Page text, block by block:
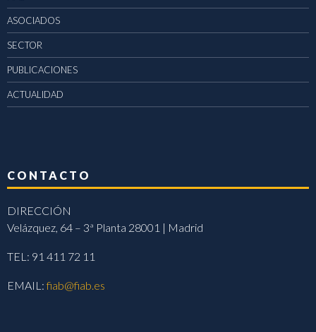
ASOCIADOS
SECTOR
PUBLICACIONES
ACTUALIDAD
CONTACTO
DIRECCIÓN
Velázquez, 64 – 3ª Planta 28001 | Madrid
TEL: 91 411 72 11
EMAIL:fiab@fiab.es